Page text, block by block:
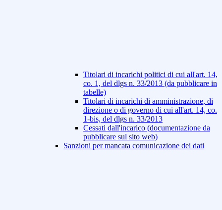
Titolari di incarichi politici di cui all'art. 14,
co. 1, del dlgs n. 33/2013 (da pubblicare in
tabelle)
Titolari di incarichi di amministrazione, di
direzione o di governo di cui all'art. 14, co.
1-bis, del dlgs n. 33/2013
Cessati dall'incarico (documentazione da
pubblicare sul sito web)
Sanzioni per mancata comunicazione dei dati